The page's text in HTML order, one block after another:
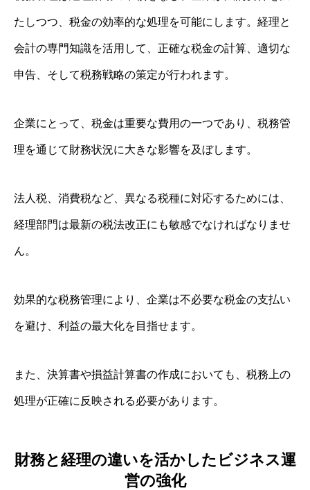
たしつつ、税金の効率的な処理を可能にします。経理と
会計の専門知識を活用して、正確な税金の計算、適切な
申告、そして税務戦略の策定が行われます。
企業にとって、税金は重要な費用の一つであり、税務管
理を通じて財務状況に大きな影響を及ぼします。
法人税、消費税など、異なる税種に対応するためには、
経理部門は最新の税法改正にも敏感でなければなりませ
ん。
効果的な税務管理により、企業は不必要な税金の支払い
を避け、利益の最大化を目指せます。
また、決算書や損益計算書の作成においても、税務上の
処理が正確に反映される必要があります。
財務と経理の違いを活かしたビジネス運
営の強化